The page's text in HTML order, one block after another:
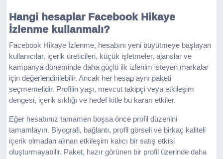
Hangi hesaplar Facebook Hikaye
İzlenme kullanmalı?
Facebook Hikaye İzlenme, hesabını yeni büyütmeye başlayan
kullanıcılar, içerik üreticileri, küçük işletmeler, ajanslar ve
kampanya döneminde daha güçlü ilk izlenim isteyen markalar
için değerlendirilebilir. Ancak her hesap aynı paketi
seçmemelidir. Profilin yaşı, mevcut takipçi veya etkileşim
dengesi, içerik sıklığı ve hedef kitle bu kararı etkiler.
Eğer hesabınız tamamen boşsa önce profil düzenini
tamamlayın. Biyografi, bağlantı, profil görseli ve birkaç kaliteli
içerik olmadan alınan etkileşim kalıcı bir satış etkisi
oluşturmayabilir. Paket, hazır görünen bir profil üzerinde daha